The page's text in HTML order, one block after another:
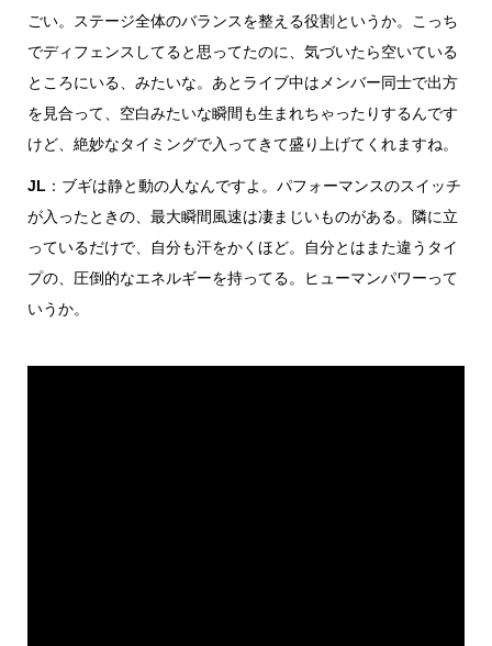
ごい。ステージ全体のバランスを整える役割というか。こっち
でディフェンスしてると思ってたのに、気づいたら空いている
ところにいる、みたいな。あとライブ中はメンバー同士で出方
を見合って、空白みたいな瞬間も生まれちゃったりするんです
けど、絶妙なタイミングで入ってきて盛り上げてくれますね。
JL ：ブギは静と動の人なんですよ。パフォーマンスのスイッチ
が入ったときの、最大瞬間風速は凄まじいものがある。隣に立
っているだけで、自分も汗をかくほど。自分とはまた違うタイ
プの、圧倒的なエネルギーを持ってる。ヒューマンパワーって
いうか。